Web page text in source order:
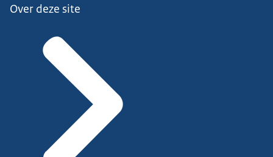
Over deze site